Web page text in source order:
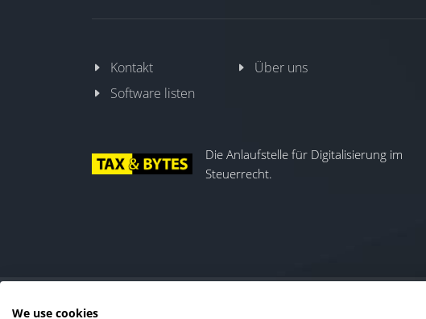
Kontakt
Über uns
Software listen
Die Anlaufstelle für Digitalisierung im
Steuerrecht.
We use cookies